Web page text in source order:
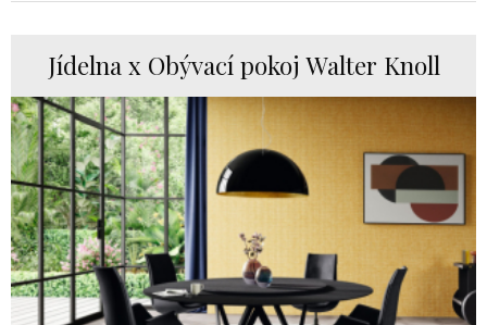
Jídelna x Obývací pokoj Walter Knoll